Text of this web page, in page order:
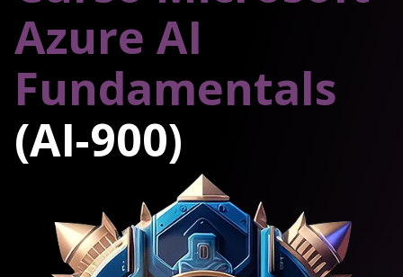
Azure AI
Fundamentals
(AI-900)